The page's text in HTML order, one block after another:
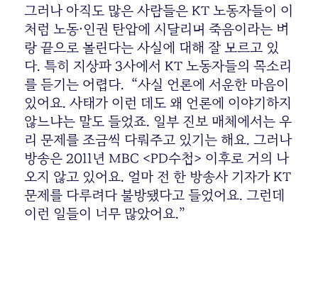
그러나 아직도 많은 사람들은 KT 노동자들이 이
처럼 노동·인권 탄압에 시달리며 죽음이라는 벼
랑 끝으로 몰린다는 사실에 대해 잘 모르고 있
다. 특히 지상파 3사에서 KT 노동자들의 목소리
를 듣기는 어렵다. “사실 언론에 서운한 마음이
있어요. 사태가 이런 데도 왜 언론에 이야기하지
않느냐는 말도 들었죠. 일부 진보 매체에서는 우
리 문제를 조금씩 다뤄주고 있기는 해요. 그러나
방송은 2011년 MBC <PD수첩> 이후로 거의 나
오지 않고 있어요. 얼마 전 한 방송사 기자가 KT
문제를 다루려다 불방됐다고 들었어요. 그런데
이런 일들이 너무 많았어요.”